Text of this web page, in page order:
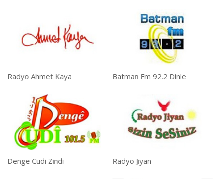
Radyo Ahmet Kaya Batman Fm 92.2 Dinle
Denge Cudi Zindi Radyo Jiyan